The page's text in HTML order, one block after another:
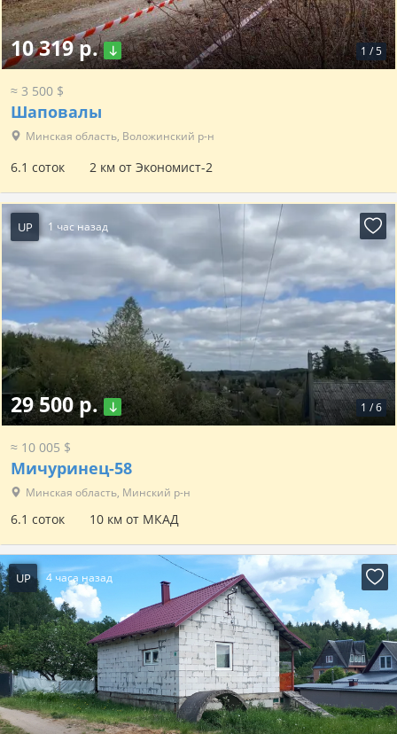
1 /5
10 319 р.
≈ 3 500 $
Шаповалы
Минская область, Воложинский р-н
6.1 соток 2 км от Экономист-2
UP 1 час назад
1 /6
29 500 р.
≈ 10 005 $
Мичуринец-58
Минская область, Минский р-н
6.1 соток 10 км от МКАД
UP 4 часа назад